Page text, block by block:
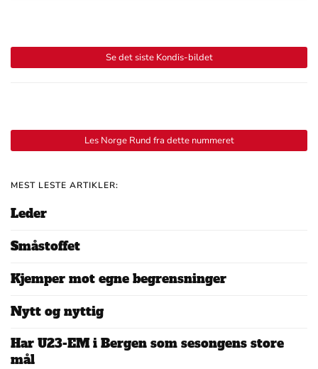
Se det siste Kondis-bildet
Les Norge Rund fra dette nummeret
MEST LESTE ARTIKLER:
Leder
Småstoffet
Kjemper mot egne begrensninger
Nytt og nyttig
Har U23-EM i Bergen som sesongens store
mål